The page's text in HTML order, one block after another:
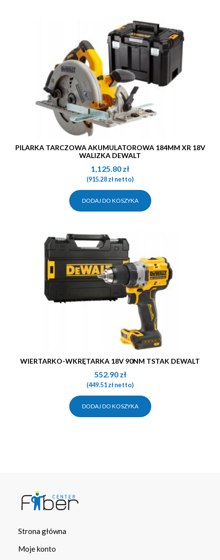
PILARKA TARCZOWA AKUMULATOROWA 184MM XR 18V
WALIZKA DEWALT
1,125.80 zł
(915.28złnetto)
DODAJ DO KOSZYKA
WIERTARKO-WKRĘTARKA 18V 90NM TSTAK DEWALT
552.90 zł
(449.51złnetto)
DODAJ DO KOSZYKA
Strona główna
Moje konto